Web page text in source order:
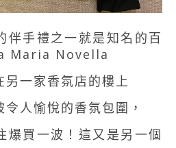
伴手禮之一就是知名的百
Maria Novella
一家香氛店的樓上
人愉悅的香氛包圍，
爆買一波！這又是另一個